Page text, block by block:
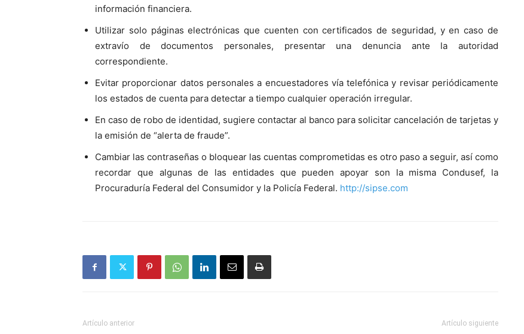
información financiera.
Utilizar solo páginas electrónicas que cuenten con certificados de seguridad, y en caso de
extravío de documentos personales, presentar una denuncia ante la autoridad
correspondiente.
Evitar proporcionar datos personales a encuestadores vía telefónica y revisar periódicamente
los estados de cuenta para detectar a tiempo cualquier operación irregular.
En caso de robo de identidad, sugiere contactar al banco para solicitar cancelación de tarjetas y
la emisión de “alerta de fraude”.
Cambiar las contraseñas o bloquear las cuentas comprometidas es otro paso a seguir, así como
recordar que algunas de las entidades que pueden apoyar son la misma Condusef, la
Procuraduría Federal del Consumidor y la Policía Federal. http://sipse.com
Artículo anterior Artículo siguiente